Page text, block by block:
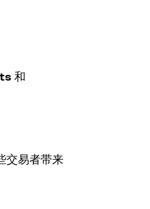
和
交易者带来